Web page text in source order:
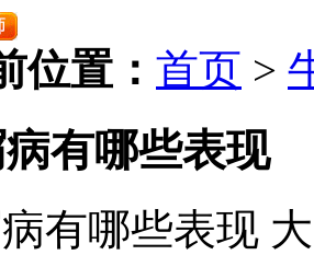
位置： 首页 >
有哪些表现
有哪些表现